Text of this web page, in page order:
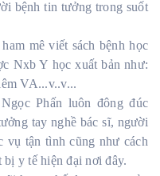
bệnh tin tưởng trong suốt
mê viết sách bệnh học
Nxb Y học xuất bản như:
VA...v..v...
Phấn luôn đông đúc
tay nghề bác sĩ, người
vụ tận tình cũng như cách
bị y tế hiện đại nơi đây.